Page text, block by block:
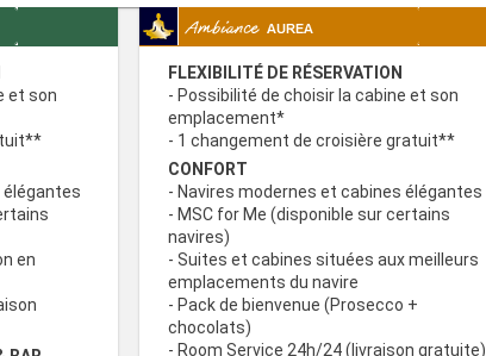
et son
élégantes
en
FLEXIBILITÉ DE RÉSERVATION
- Possibilité de choisir la cabine et son
emplacement*
- 1 changement de croisière gratuit**
CONFORT
- Navires modernes et cabines élégantes
- MSC for Me (disponible sur certains
navires)
- Suites et cabines situées aux meilleurs
emplacements du navire
- Pack de bienvenue (Prosecco +
chocolats)
- Room Service 24h/24 (livraison gratuite)